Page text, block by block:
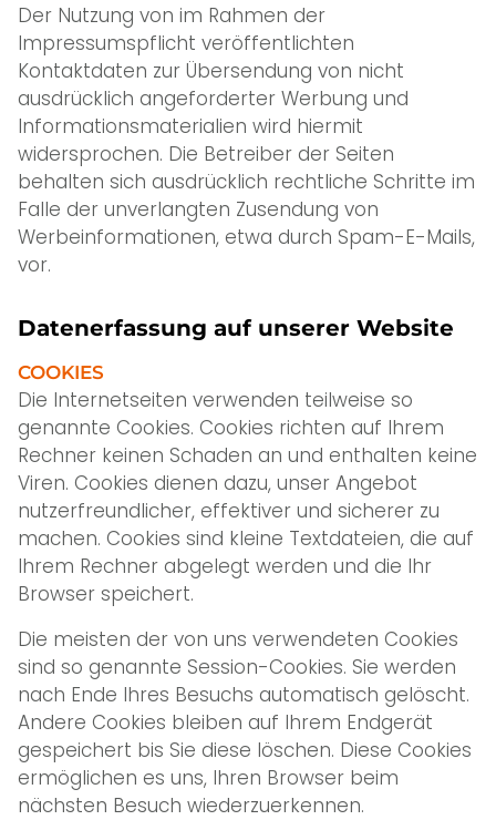
Der Nutzung von im Rahmen der
Impressumspflicht veröffentlichten
Kontaktdaten zur Übersendung von nicht
ausdrücklich angeforderter Werbung und
Informationsmaterialien wird hiermit
widersprochen. Die Betreiber der Seiten
behalten sich ausdrücklich rechtliche Schritte im
Falle der unverlangten Zusendung von
Werbeinformationen, etwa durch Spam-E-Mails,
vor.
Datenerfassung auf unserer Website
COOKIES
Die Internetseiten verwenden teilweise so
genannte Cookies. Cookies richten auf Ihrem
Rechner keinen Schaden an und enthalten keine
Viren. Cookies dienen dazu, unser Angebot
nutzerfreundlicher, effektiver und sicherer zu
machen. Cookies sind kleine Textdateien, die auf
Ihrem Rechner abgelegt werden und die Ihr
Browser speichert.
Die meisten der von uns verwendeten Cookies
sind so genannte Session-Cookies. Sie werden
nach Ende Ihres Besuchs automatisch gelöscht.
Andere Cookies bleiben auf Ihrem Endgerät
gespeichert bis Sie diese löschen. Diese Cookies
ermöglichen es uns, Ihren Browser beim
nächsten Besuch wiederzuerkennen.